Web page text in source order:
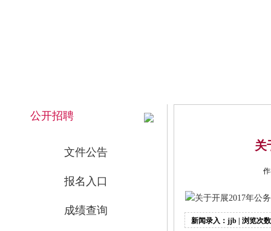
公开招聘
文件公告
报名入口
成绩查询
关
关于开展2017年公
新闻录入：jjb | 浏览次数